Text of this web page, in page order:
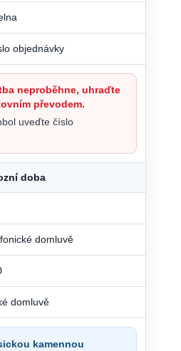
objednávky
neproběhne, uhraďte
převodem.
uveďte číslo
doba
domluvě
domluvě
kamennou